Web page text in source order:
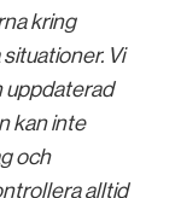
kring
Vi
uppdaterad
kan inte
och
alltid